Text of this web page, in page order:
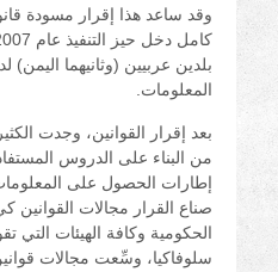
بلدين عربيين (وثانيهما
المعلومات.
بعد إقرار القوانين، وجدت
من البناء على الدروس
إطارات الحصول على
صناع القرار مجالات القوانين
الحكومية وكافة الهيئات
سلوفاكيا، وسِّعت مجالات